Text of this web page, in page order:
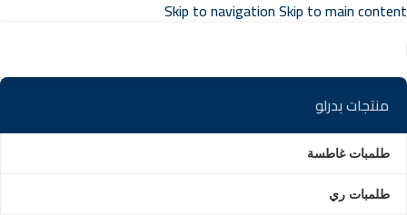
Skip to navigationSkip to main content
منتجات بدرلو
طلمبات غاطسة
طلمبات ري